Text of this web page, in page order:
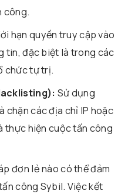
công.
hạn quyền truy cập vào
tin, đặc biệt là trong các
chức tự trị.
Sử dụng
chặn các địa chỉ IP hoặc
thực hiện cuộc tấn công
đơn lẻ nào có thể đảm
công Sybil. Việc kết